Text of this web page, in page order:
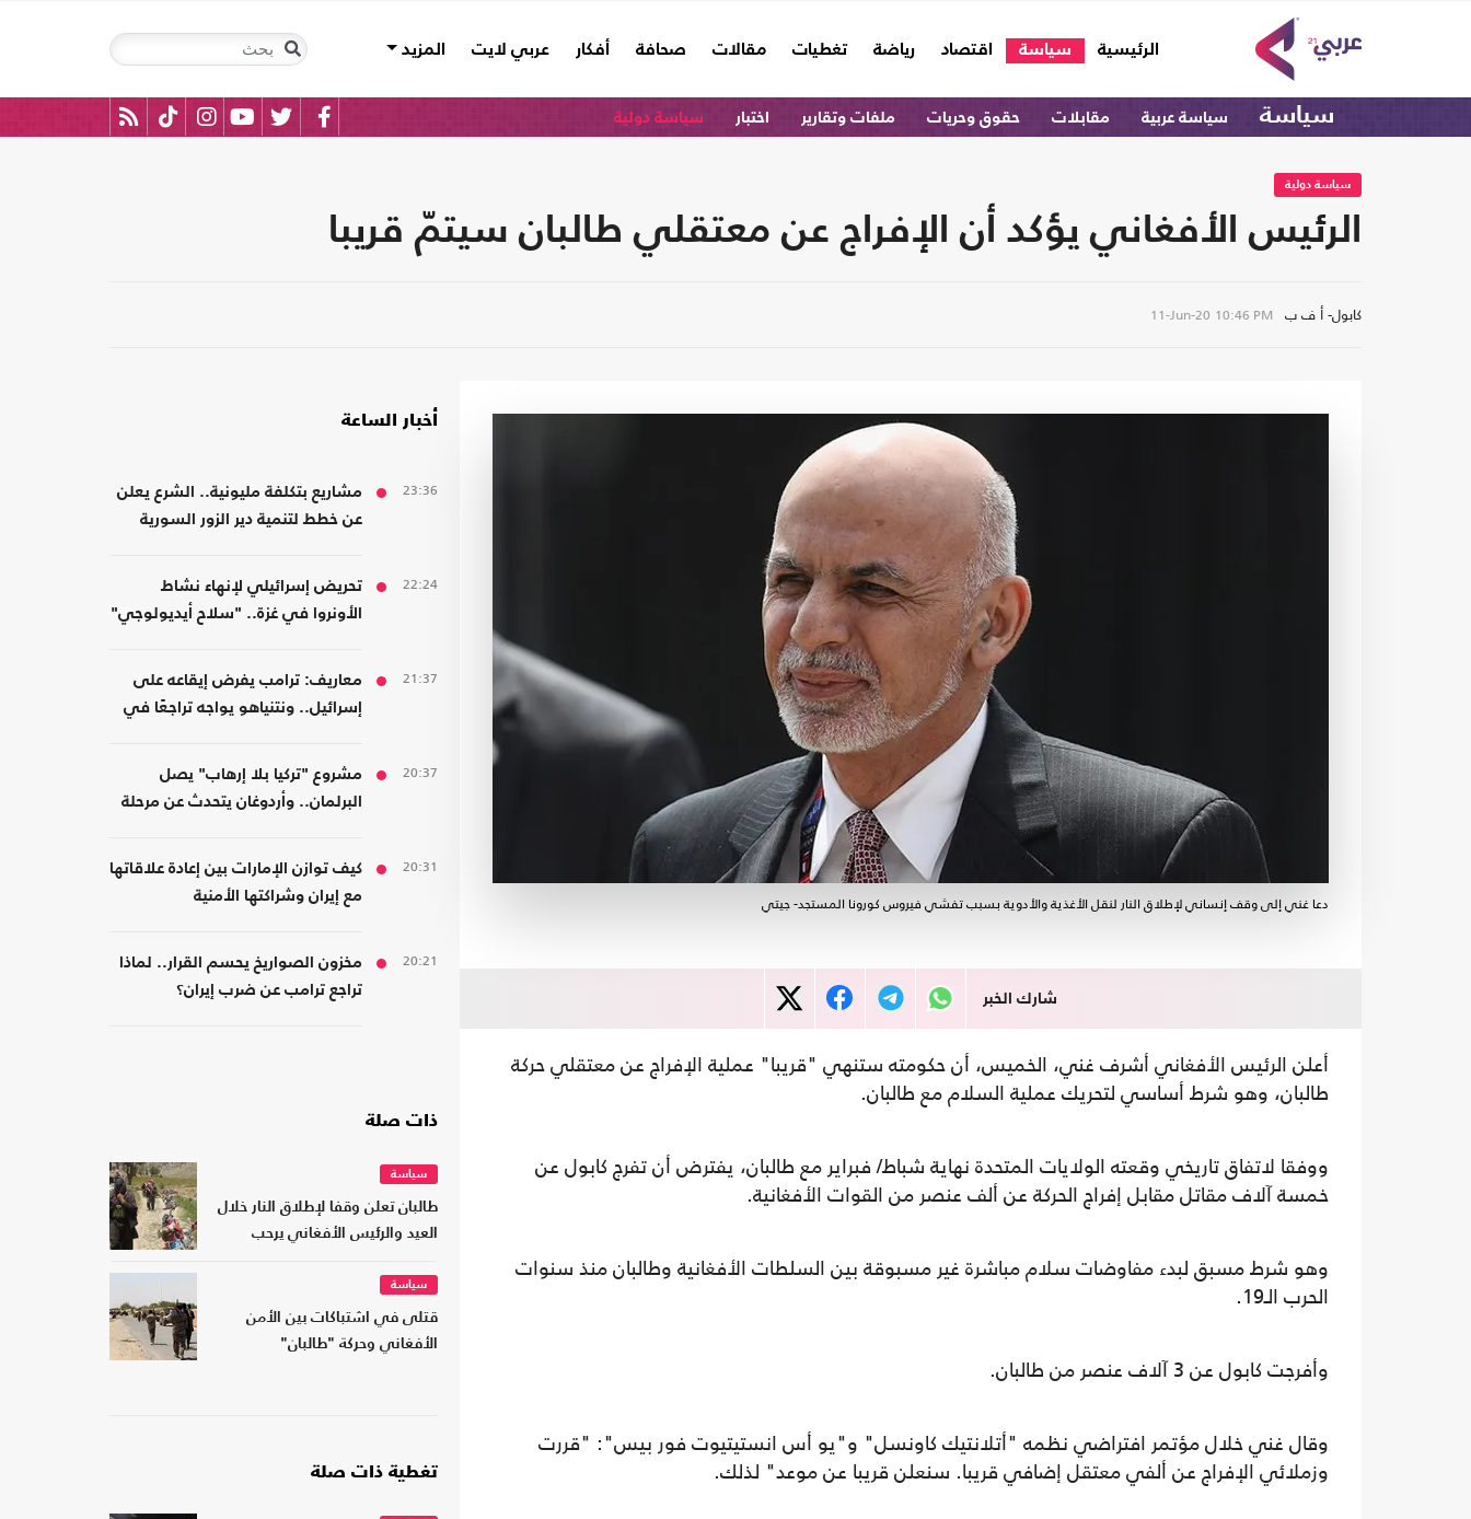
الرئيسية
(current) سياسة اقتصاد رياضة تغطيات مقالات صحافة أفكار عربي لايت المزيد
سياسة سياسة عربية مقابلات حقوق وحريات ملفات وتقارير اختبار سياسة دولية
سياسة دولية
الرئيس الأفغاني يؤكد أن الإفراج عن معتقلي طالبان سيتمّ قريبا
كابول- أ ف ب 11-Jun-20 10:46 PM
دعا غني إلى وقف إنساني لإطلاق النار لنقل الأغذية والأدوية بسبب تفشي فيروس كورونا المستجد- جيتي
شارك الخبر
أعلن الرئيس الأفغاني أشرف غني، الخميس، أن حكومته ستنهي "قريبا" عملية الإفراج عن معتقلي حركة
طالبان، وهو شرط أساسي لتحريك عملية السلام مع طالبان.
ووفقا لاتفاق تاريخي وقعته الولايات المتحدة نهاية شباط/ فبراير مع طالبان، يفترض أن تفرج كابول عن
خمسة آلاف مقاتل مقابل إفراج الحركة عن ألف عنصر من القوات الأفغانية.
وهو شرط مسبق لبدء مفاوضات سلام مباشرة غير مسبوقة بين السلطات الأفغانية وطالبان منذ سنوات
الحرب الـ19.
وأفرجت كابول عن 3 آلاف عنصر من طالبان.
وقال غني خلال مؤتمر افتراضي نظمه "أتلانتيك كاونسل" و"يو أس انستيتيوت فور بيس": "قررت
وزملائي الإفراج عن ألفي معتقل إضافي قريبا. سنعلن قريبا عن موعد" لذلك.
أخبار الساعة
23:36
مشاريع بتكلفة مليونية.. الشرع يعلن
عن خطط لتنمية دير الزور السورية
22:24
تحريض إسرائيلي لإنهاء نشاط
الأونروا في غزة.. "سلاح أيديولوجي"
21:37
معاريف: ترامب يفرض إيقاعه على
إسرائيل.. ونتنياهو يواجه تراجعًا في
20:37
مشروع "تركيا بلا إرهاب" يصل
البرلمان.. وأردوغان يتحدث عن مرحلة
20:31
كيف توازن الإمارات بين إعادة علاقاتها
مع إيران وشراكتها الأمنية
20:21
مخزون الصواريخ يحسم القرار.. لماذا
تراجع ترامب عن ضرب إيران؟
ذات صلة
سياسة
طالبان تعلن وقفا لإطلاق النار خلال
العيد والرئيس الأفغاني يرحب
سياسة
قتلى في اشتباكات بين الأمن
الأفغاني وحركة "طالبان"
تغطية ذات صلة